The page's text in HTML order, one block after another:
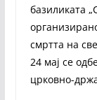
базиликата
смртта на
24 мај се
црковно-